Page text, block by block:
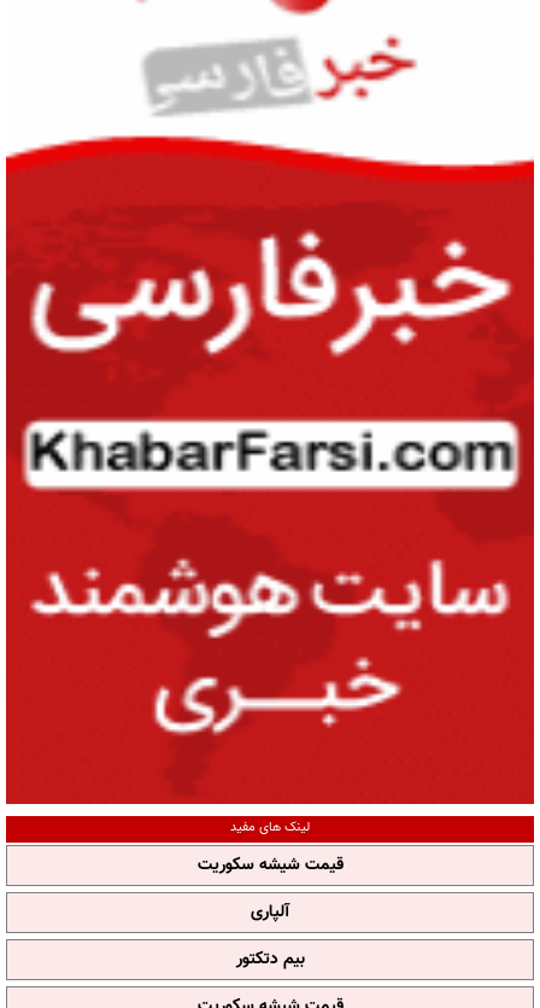
لینک های مفید
قیمت شیشه سکوریت
آلپاری
بیم دتکتور